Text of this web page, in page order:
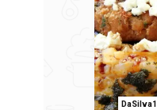
DaSilva1